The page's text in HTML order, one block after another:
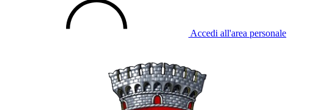
Accedi all'area personale